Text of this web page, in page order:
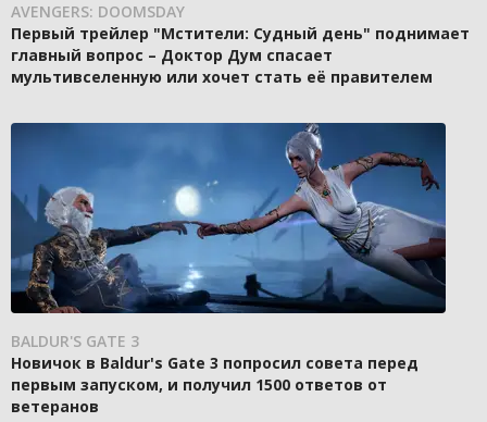
AVENGERS: DOOMSDAY
Первый трейлер "Мстители: Судный день" поднимает
главный вопрос – Доктор Дум спасает
мультивселенную или хочет стать её правителем
BALDUR'S GATE 3
Новичок в Baldur's Gate 3 попросил совета перед
первым запуском, и получил 1500 ответов от
ветеранов